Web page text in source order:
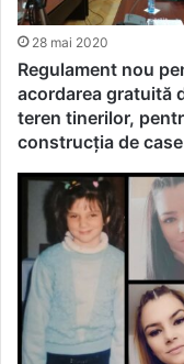
28 mai 2020
Regulament nou
acordarea gratuită
teren tinerilor,
construcția de case